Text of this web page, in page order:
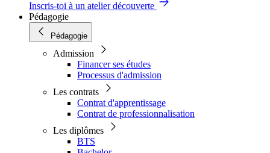
Inscris-toi à un atelier découverte
Pédagogie
Pédagogie
Admission
Financer ses études
Processus d'admission
Les contrats
Contrat d'apprentissage
Contrat de professionnalisation
Les diplômes
BTS